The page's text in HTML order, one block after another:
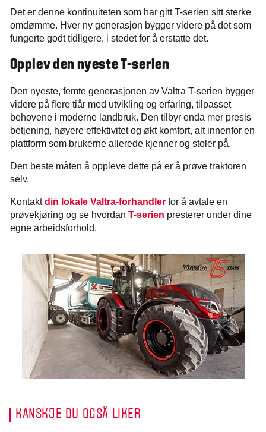
Det er denne kontinuiteten som har gitt T-serien sitt sterke
omdømme. Hver ny generasjon bygger videre på det som
fungerte godt tidligere, i stedet for å erstatte det.
Opplev den nyeste T-serien
Den nyeste, femte generasjonen av Valtra T-serien bygger
videre på flere tiår med utvikling og erfaring, tilpasset
behovene i moderne landbruk. Den tilbyr enda mer presis
betjening, høyere effektivitet og økt komfort, alt innenfor en
plattform som brukerne allerede kjenner og stoler på.
Den beste måten å oppleve dette på er å prøve traktoren
selv.
Kontaktdin lokale Valtra-forhandlerfor å avtale en
prøvekjøring og se hvordan T-serien presterer under dine
egne arbeidsforhold.
KANSKJE DU OGSÅ LIKER